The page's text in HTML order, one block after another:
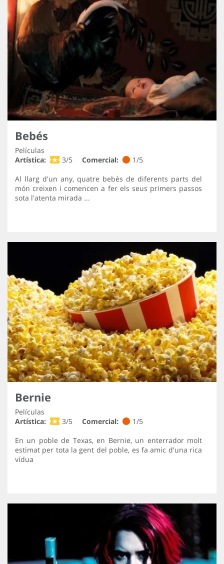
Bebés
Películas
Artística:
3/5 Comercial:
1/5
Al llarg d'un any, quatre bebès de diferents parts del
món creixen i comencen a fer els seus primers passos
sota l'atenta mirada ...
Bernie
Películas
Artística:
3/5 Comercial:
1/5
En un poble de Texas, en Bernie, un enterrador molt
estimat per tota la gent del poble, es fa amic d'una rica
vídua